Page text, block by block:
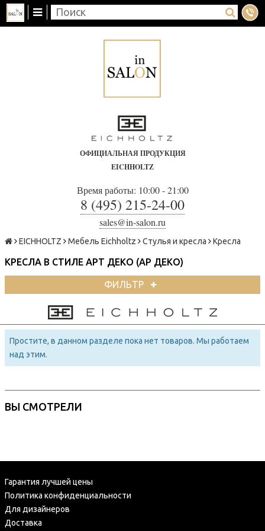
ОФИЦИАЛЬНАЯ ПРОДУКЦИЯ
EICHHOLTZ
Время работы: 10:00 - 21:00
8 (495) 215-24-00
sales@in-salon.ru
EICHHOLTZ Мебель Eichholtz Стулья и кресла Кресла
КРЕСЛА В СТИЛЕ АРТ ДЕКО (АР ДЕКО)
ФИЛЬТР
Простите, в данном разделе пока нет товаров. Мы работаем
над этим.
ВЫ СМОТРЕЛИ
Гарантия лучшей цены
Политика конфиденциальности
Для дизайнеров
Доставка